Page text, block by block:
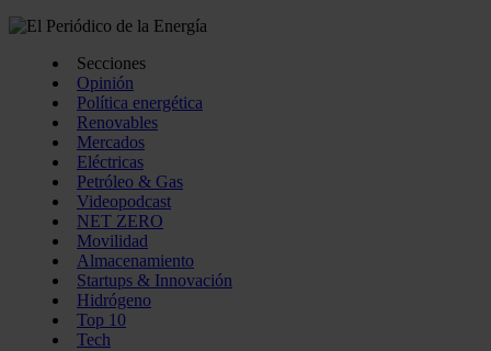
Secciones
Opinión
Política energética
Renovables
Mercados
Eléctricas
Petróleo & Gas
Videopodcast
NET ZERO
Movilidad
Almacenamiento
Startups & Innovación
Hidrógeno
Top 10
Tech